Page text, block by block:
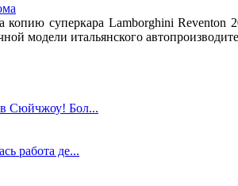
копию суперкара Lamborghini
модели итальянского
в Сюйчжоу! Бол...
работа де...